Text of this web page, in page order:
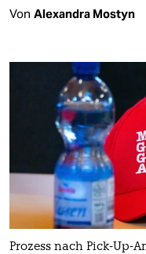
Von Alexandra Mostyn
Prozess nach Pick-Up-